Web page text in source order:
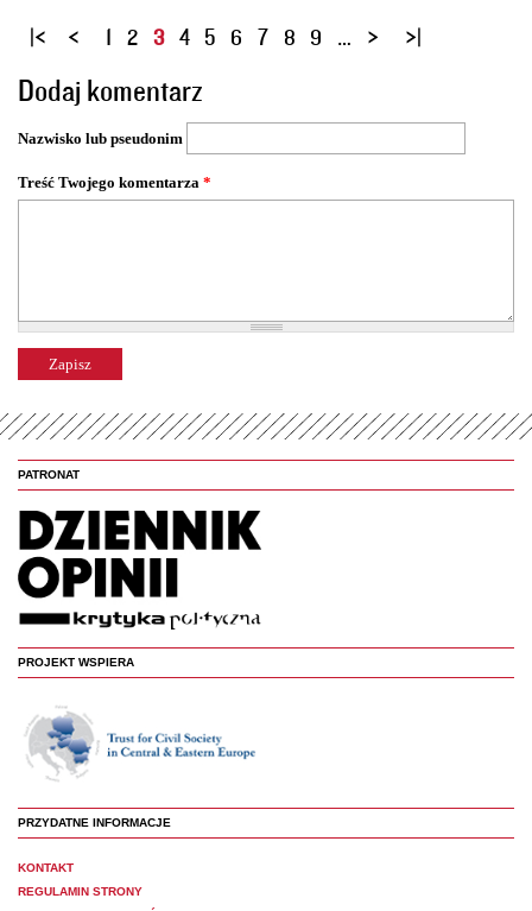
S
r
o
y
1 2 3 4 5 6 7 8 9 …
Dodaj komentarz
Nazwisko lub pseudonim
Treść Twojego komentarza *
PATRONAT
PROJEKT WSPIERA
PRZYDATNE INFORMACJE
KONTAKT
REGULAMIN STRONY